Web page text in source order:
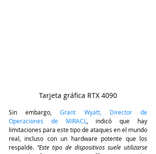
Tarjeta gráfica RTX 4090
Sin embargo, Grant Wyatt, Director de
Operaciones de MIRACL, indicó que hay
limitaciones para este tipo de ataques en el mundo
real, incluso con un hardware potente que los
respalde. “Este tipo de dispositivos suele utilizarse